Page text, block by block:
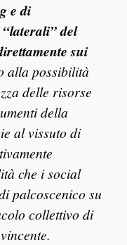
e di
del
sui
alla possibilità
delle risorse
della
al vissuto di
che i social
palcoscenico su
collettivo di